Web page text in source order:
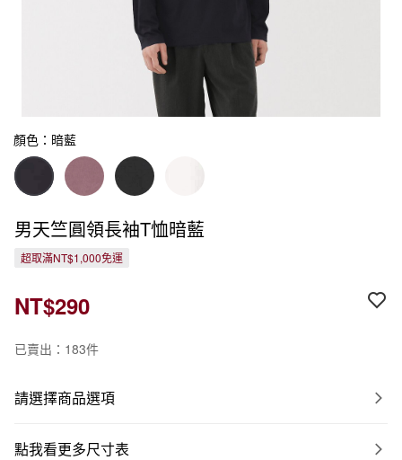
顏色：暗藍
男天竺圓領長袖T恤暗藍
超取滿NT$1,000免運
NT$290
已賣出：183件
請選擇商品選項
點我看更多尺寸表